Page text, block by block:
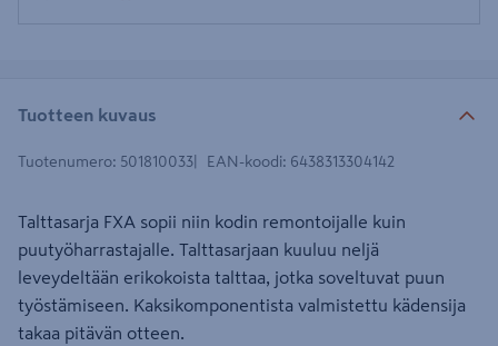
Tuotteen kuvaus
Tuotenumero: 501810033 EAN-koodi: 6438313304142
Talttasarja FXA sopii niin kodin remontoijalle kuin
puutyöharrastajalle. Talttasarjaan kuuluu neljä
leveydeltään erikokoista talttaa, jotka soveltuvat puun
työstämiseen. Kaksikomponentista valmistettu kädensija
takaa pitävän otteen.